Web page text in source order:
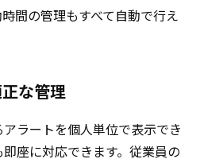
間の管理もすべて自動で行え
な管理
ラートを個人単位で表示でき
座に対応できます。従業員の